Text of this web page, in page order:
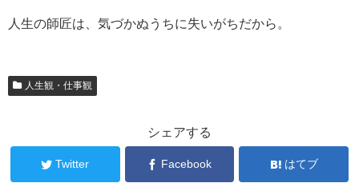
人生の師匠は、気づかぬうちに失いがちだから。
人生観・仕事観
シェアする
Twitter Facebook はてブ